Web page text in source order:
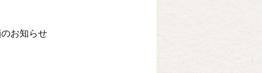
お知らせ